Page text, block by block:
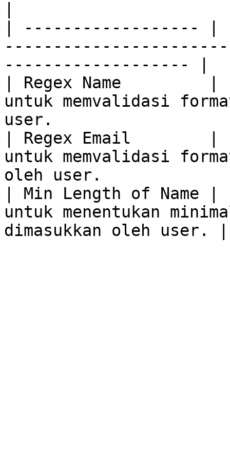
| ------------------ |
------------------- |
| Regex Name         |
untuk memvalidasi
user.
| Regex Email        |
untuk memvalidasi
oleh user.
| Min Length of Name
untuk menentukan